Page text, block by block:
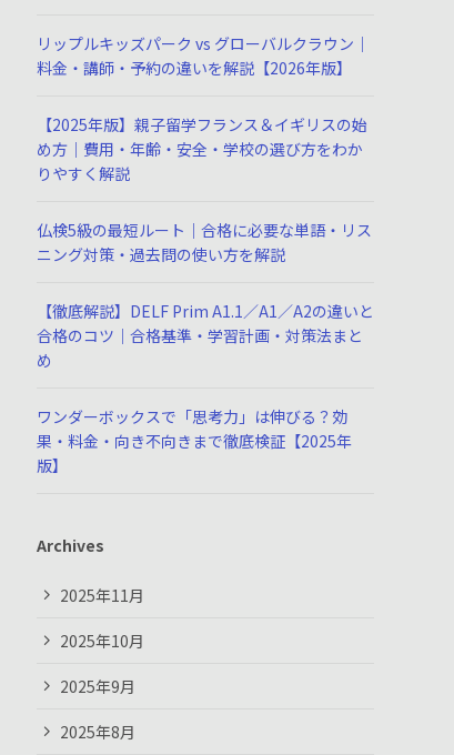
リップルキッズパーク vs グローバルクラウン｜
料金・講師・予約の違いを解説【2026年版】
【2025年版】親子留学フランス＆イギリスの始
め方｜費用・年齢・安全・学校の選び方をわか
りやすく解説
仏検5級の最短ルート｜合格に必要な単語・リス
ニング対策・過去問の使い方を解説
【徹底解説】DELF Prim A1.1／A1／A2の違いと
合格のコツ｜合格基準・学習計画・対策法まと
め
ワンダーボックスで「思考力」は伸びる？効
果・料金・向き不向きまで徹底検証【2025年
版】
Archives
2025年11月
2025年10月
2025年9月
2025年8月